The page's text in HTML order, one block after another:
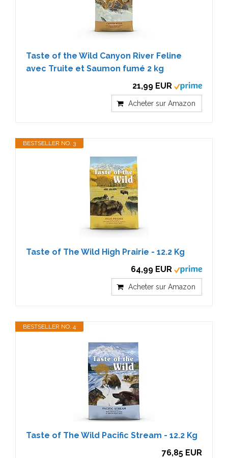
Taste of the Wild Canyon River Feline
avec Truite et Saumon fumé 2 kg
21,99 EUR
Acheter sur Amazon
BESTSELLER NO. 3
Taste of The Wild High Prairie - 12.2 Kg
64,99 EUR
Acheter sur Amazon
BESTSELLER NO. 4
Taste of The Wild Pacific Stream - 12.2 Kg
76,85 EUR